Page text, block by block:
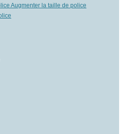
Augmenter la taille de police